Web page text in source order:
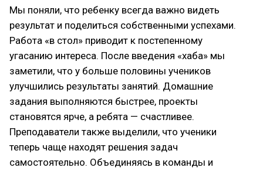
Мы поняли, что ребенку всегда важно видеть
результат и поделиться собственными успехами.
Работа «в стол» приводит к постепенному
угасанию интереса. После введения «хаба» мы
заметили, что у больше половины учеников
улучшились результаты занятий. Домашние
задания выполняются быстрее, проекты
становятся ярче, а ребята — счастливее.
Преподаватели также выделили, что ученики
теперь чаще находят решения задач
самостоятельно. Объединяясь в команды и